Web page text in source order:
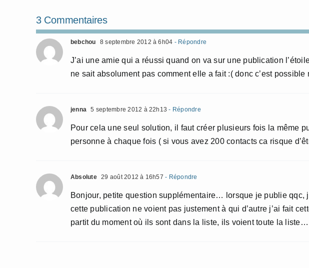
3 Commentaires
bebchou 8 septembre 2012 à 6h04 - Répondre
J’ai une amie qui a réussi quand on va sur une publication
ne sait absolument pas comment elle a fait :( donc c’est possible
jenna 5 septembre 2012 à 22h13 - Répondre
Pour cela une seul solution, il faut créer plusieurs fois la même
personne à chaque fois ( si vous avez 200 contacts ca risque
Absolute 29 août 2012 à 16h57 - Répondre
Bonjour, petite question supplémentaire… lorsque je publie qqc,
cette publication ne voient pas justement à qui d’autre j’ai fait
partit du moment où ils sont dans la liste, ils voient toute la